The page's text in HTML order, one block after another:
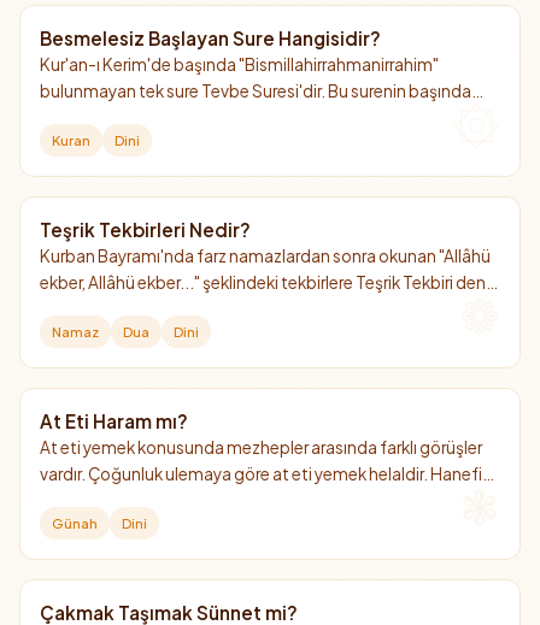
Besmelesiz Başlayan Sure Hangisidir?
Kur'an-ı Kerim'de başında "Bismillahirrahmanirrahim"
bulunmayan tek sure Tevbe Suresi'dir. Bu surenin başında
bulunmaktadır.
Kuran Dini
Teşrik Tekbirleri Nedir?
Kurban Bayramı'nda farz namazlardan sonra okunan "Allâhü
ekber, Allâhü ekber..." şeklindeki tekbirlere Teşrik Tekbiri denir.
ikindi namazına kadar devam eder.
Namaz Dua Dini
At Eti Haram mı?
At eti yemek konusunda mezhepler arasında farklı görüşler
vardır. Çoğunluk ulemaya göre at eti yemek helaldir. Hanefi
Günah Dini
Çakmak Taşımak Sünnet mi?